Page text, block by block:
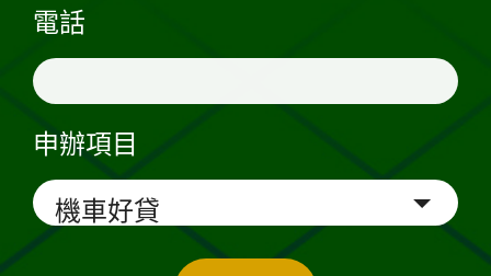
電話
申辦項目